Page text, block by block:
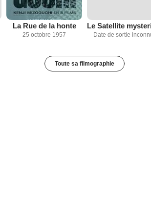
La Rue de la honte
25 octobre 1957 Date de sortie
Toute sa filmographie